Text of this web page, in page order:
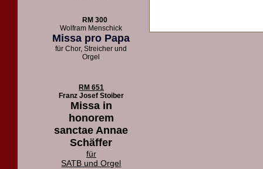
RM 300
Wolfram Menschick
Missa pro Papa
für Chor, Streicher und
Orgel
RM 651
Franz Josef Stoiber
Missa in
honorem
sanctae Annae
Schäffer
für
SATB und Orgel